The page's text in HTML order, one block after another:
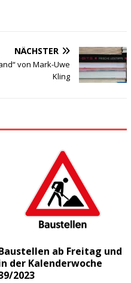
NÄCHSTER
von Mark-Uwe
Kling
ab Freitag und
der Kalenderwoche
2023